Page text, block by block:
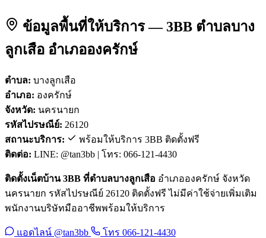
ข้อมูลพื้นที่ให้บริการ — 3BB ตำบลบาง
ลูกเสือ อำเภอองครักษ์
ตำบล: บางลูกเสือ
อำเภอ: องครักษ์
จังหวัด: นครนายก
รหัสไปรษณีย์: 26120
สถานะบริการ:
พร้อมให้บริการ 3BB ติดตั้งฟรี
ติดต่อ: LINE: @tan3bb | โทร: 066-121-4430
ติดตั้งเน็ตบ้าน 3BB ที่ตำบลบางลูกเสือ อำเภอองครักษ์ จังหวัด
นครนายก รหัสไปรษณีย์ 26120 ติดตั้งฟรี ไม่มีค่าใช้จ่ายเพิ่มเติม
พนักงานบริษัทมืออาชีพพร้อมให้บริการ
แอดไลน์ @tan3bb โทร 066-121-4430